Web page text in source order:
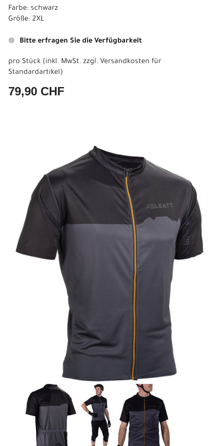
Farbe: schwarz
Größe: 2XL
Bitte erfragen Sie die Verfügbarkeit
pro Stück (inkl. MwSt. zzgl. Versandkosten für
Standardartikel)
79,90 CHF